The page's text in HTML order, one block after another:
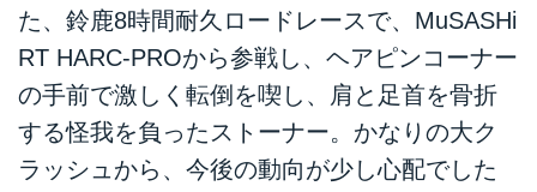
た、鈴鹿8時間耐久ロードレースで、MuSASHi
RT HARC-PROから参戦し、ヘアピンコーナー
の手前で激しく転倒を喫し、肩と足首を骨折
する怪我を負ったストーナー。かなりの大ク
ラッシュから、今後の動向が少し心配でした